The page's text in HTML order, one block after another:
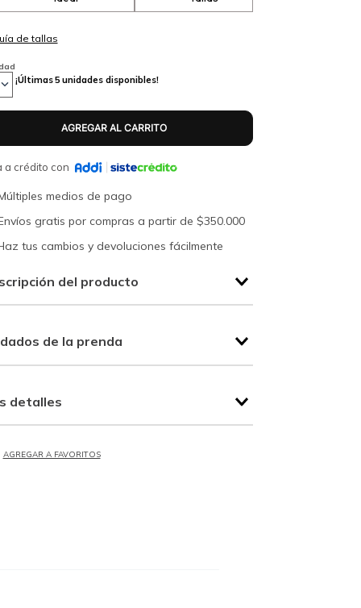
¡Últimas5 unidades disponibles!
a crédito con
medios de pago
gratis por compras a partir de $350.000
tus cambios y devoluciones fácilmente
del producto
de la prenda
detalles